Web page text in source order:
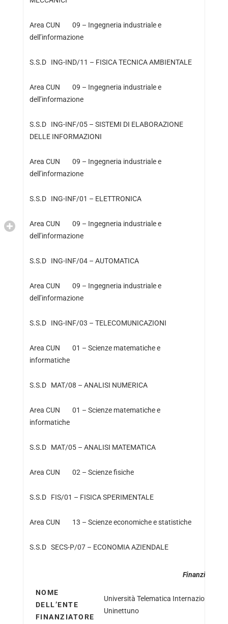
Area CUN 09 – Ingegneria industriale e
dell’informazione
S.S.D ING-IND/11 – FISICA TECNICA AMBIENTALE
Area CUN 09 – Ingegneria industriale e
dell’informazione
S.S.D ING-INF/05 – SISTEMI DI ELABORAZIONE
DELLE INFORMAZIONI
Area CUN 09 – Ingegneria industriale e
dell’informazione
S.S.D ING-INF/01 – ELETTRONICA
Area CUN 09 – Ingegneria industriale e
dell’informazione
S.S.D ING-INF/04 – AUTOMATICA
Area CUN 09 – Ingegneria industriale e
dell’informazione
S.S.D ING-INF/03 – TELECOMUNICAZIONI
Area CUN 01 – Scienze matematiche e
informatiche
S.S.D MAT/08 – ANALISI NUMERICA
Area CUN 01 – Scienze matematiche e
informatiche
S.S.D MAT/05 – ANALISI MATEMATICA
Area CUN 02 – Scienze fisiche
S.S.D FIS/01 – FISICA SPERIMENTALE
Area CUN 13 – Scienze economiche e statistiche
S.S.D SECS-P/07 – ECONOMIA AZIENDALE
Finanziatore
NOME
DELL’ENTE
FINANZIATORE
Università Telematica Internazionale
Uninettuno